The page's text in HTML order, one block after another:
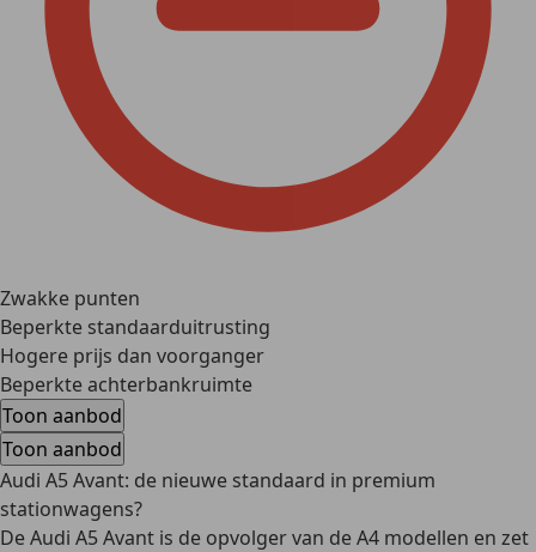
Zwakke punten
Beperkte standaarduitrusting
Hogere prijs dan voorganger
Beperkte achterbankruimte
Toon aanbod
Toon aanbod
Audi A5 Avant: de nieuwe standaard in premium
stationwagens?
De Audi A5 Avant is de opvolger van de A4 modellen en zet